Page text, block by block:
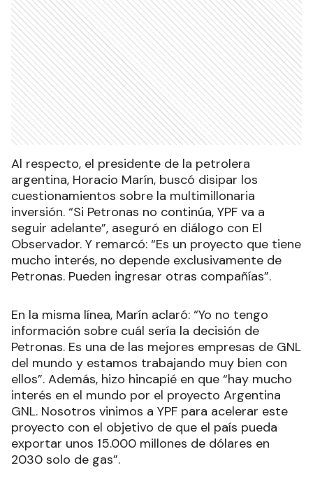
Al respecto, el presidente de la petrolera
argentina, Horacio Marín, buscó disipar los
cuestionamientos sobre la multimillonaria
inversión. “Si Petronas no continúa, YPF va a
seguir adelante”, aseguró en diálogo con El
Observador. Y remarcó: “Es un proyecto que tiene
mucho interés, no depende exclusivamente de
Petronas. Pueden ingresar otras compañías”.
En la misma línea, Marín aclaró: “Yo no tengo
información sobre cuál sería la decisión de
Petronas. Es una de las mejores empresas de GNL
del mundo y estamos trabajando muy bien con
ellos”. Además, hizo hincapié en que “hay mucho
interés en el mundo por el proyecto Argentina
GNL. Nosotros vinimos a YPF para acelerar este
proyecto con el objetivo de que el país pueda
exportar unos 15.000 millones de dólares en
2030 solo de gas”.